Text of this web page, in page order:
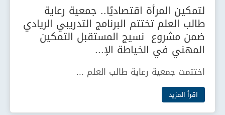
لتمكين المرأة اقتصاديًا.. جمعية رعاية
طالب العلم تختتم البرنامج التدريبي الريادي
ضمن مشروع نسيج المستقبل التمكين
المهني في الخياطة الإ...
اختتمت جمعية رعاية طالب العلم ...
اقرأ المزيد